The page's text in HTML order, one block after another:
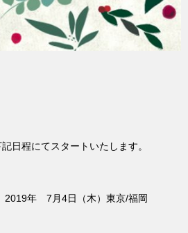
日程にてスタートいたします。
年 7月4日（木）東京/福岡